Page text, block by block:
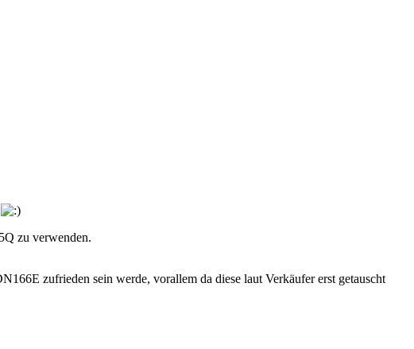
zu verwenden.
zufrieden sein werde, vorallem da diese laut Verkäufer erst getauscht